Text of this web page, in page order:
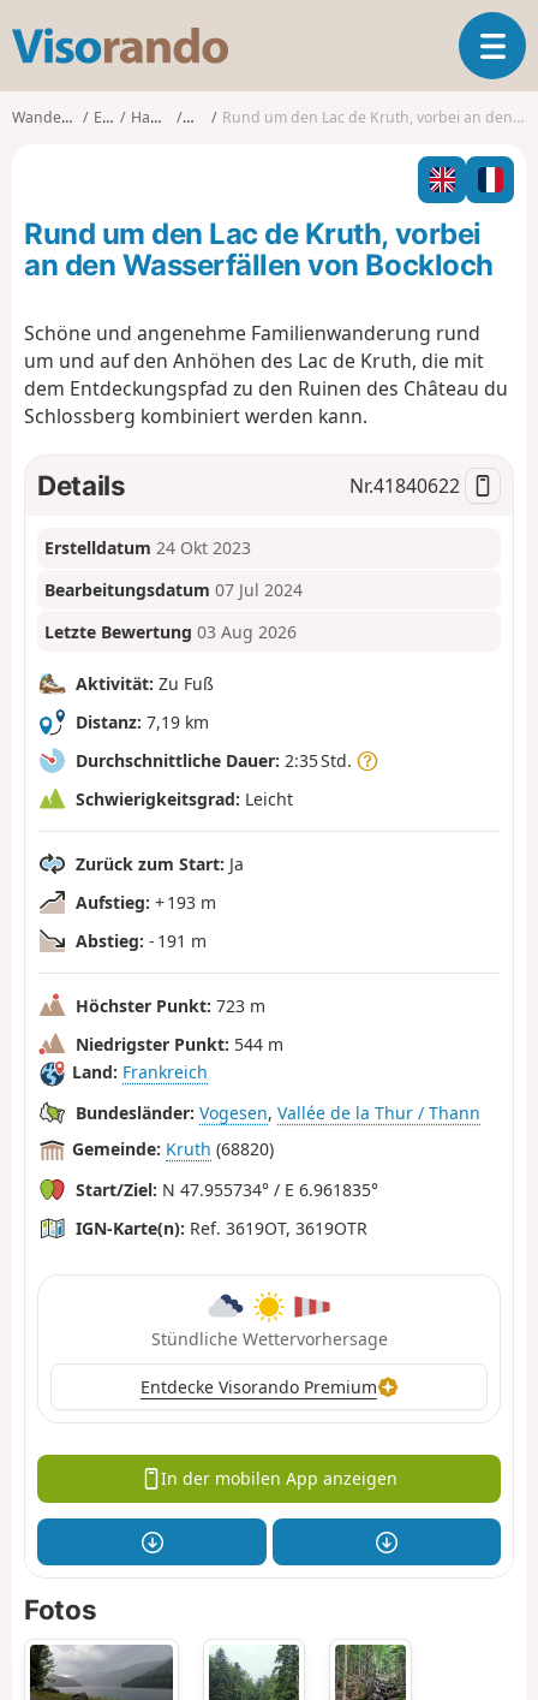
s
o
o
T
o
g
l
n
v
i
Wanderungen Elsass Haut-Rhin KruthRund um den Lac de Kruth, vorbei an den Wasserfällen von Bockloch
Rund um den Lac de Kruth, vorbei
an den Wasserfällen von Bockloch
Schöne und angenehme Familienwanderung rund
um und auf den Anhöhen des Lac de Kruth, die mit
dem Entdeckungspfad zu den Ruinen des Château du
Schlossberg kombiniert werden kann.
Details Nr.41840622
Erstelldatum 24 Okt 2023
Bearbeitungsdatum 07 Jul 2024
Letzte Bewertung 03 Aug 2026
Aktivität: Zu Fuß
Distanz: 7,19 km
Durchschnittliche Dauer: 2:35 Std.
Schwierigkeitsgrad: Leicht
Zurück zum Start: Ja
Aufstieg: + 193 m
Abstieg: - 191 m
Höchster Punkt: 723 m
Niedrigster Punkt: 544 m
Land: Frankreich
Bundesländer: Vogesen, Vallée de la Thur / Thann
Gemeinde: Kruth (68820)
Start/Ziel: N 47.955734° / E 6.961835°
IGN-Karte(n): Ref. 3619OT, 3619OTR
Stündliche Wettervorhersage
Entdecke Visorando Premium
In der mobilen App anzeigen
Fotos